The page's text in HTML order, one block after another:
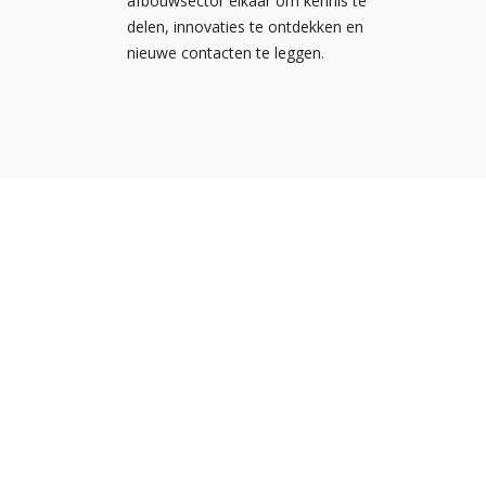
delen, innovaties te ontdekken en
nieuwe contacten te leggen.